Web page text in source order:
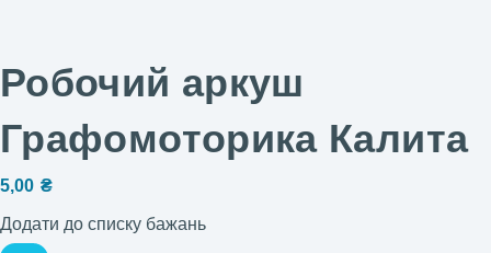
Робочий аркуш
Графомоторика Калита
5,00 ₴
Додати до списку бажань